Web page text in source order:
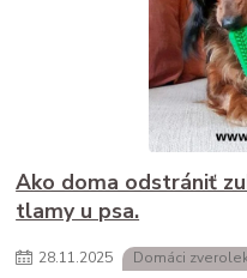
Ako doma odstrániť
tlamy u psa.
28.11.2025 Domáci